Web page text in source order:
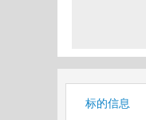
标的信息